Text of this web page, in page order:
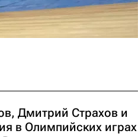
Дмитрий Страхов и
в Олимпийских играх